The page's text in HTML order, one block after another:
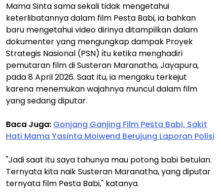
Mama Sinta sama sekali tidak mengetahui
keterlibatannya dalam film Pesta Babi, ia bahkan
baru mengetahui video dirinya ditampilkan dalam
dokumenter yang mengungkap dampak Proyek
Strategis Nasional (PSN) itu ketika menghadiri
pemutaran film di Susteran Maranatha, Jayapura,
pada 8 April 2026. Saat itu, ia mengaku terkejut
karena menemukan wajahnya muncul dalam film
yang sedang diputar.
Baca Juga: Gonjang Ganjing Film Pesta Babi, Sakit
Hati Mama Yasinta Moiwend Berujung Laporan Polisi
"Jadi saat itu saya tahunya mau potong babi betulan.
Ternyata kita naik Susteran Maranatha, yang diputar
ternyata film Pesta Babi," katanya.